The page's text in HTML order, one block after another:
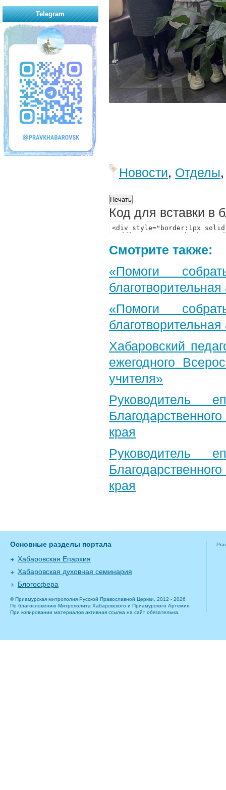
Новости, Отделы
Код для вставки в
Смотрите также:
«Помоги
«Помоги
Хабаровский
ежегодного
учителя»
Руководитель
края
Руководитель
края
Telegram
Основные разделы портала
Хабаровская Епархия
Хабаровская духовная семинария
Блогосфера
© Приамурская митрополия Русской Православной Церкви, 2012 - 2026
По благословению Митрополита Хабаровского и Приамурского Артемия.
При копировании материалов активная ссылка на сайт обязательна.